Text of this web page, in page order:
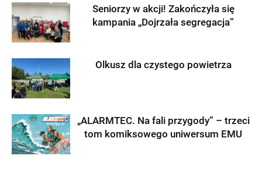
Seniorzy w akcji! Zakończyła się
kampania „Dojrzała segregacja”
Olkusz dla czystego powietrza
„ALARMTEC. Na fali przygody” – trzeci
tom komiksowego uniwersum EMU